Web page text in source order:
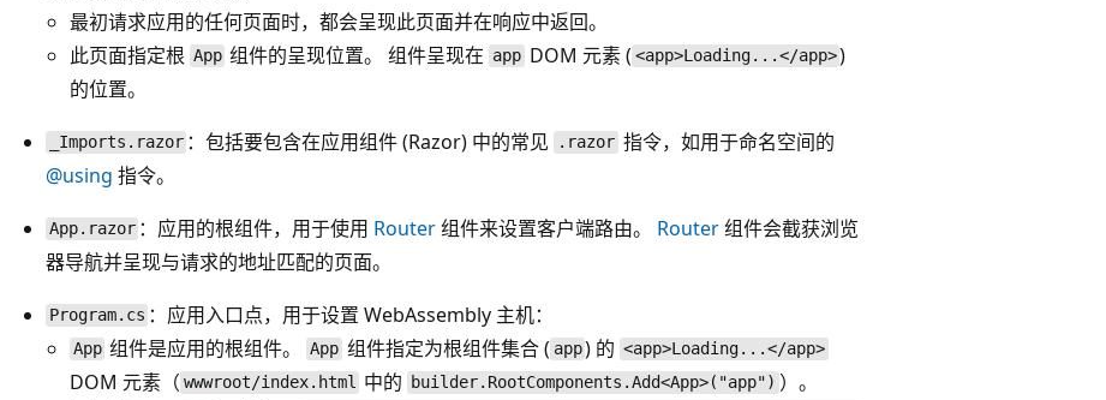
最初请求应用的任何页面时，都会呈现此页面并在响应中返回。
此页面指定根 App 组件的呈现位置。 组件呈现在 appDOM 元素 ( <app>Loading...</app>)
的位置。
_Imports.razor ：包括要包含在应用组件 (Razor) 中的常见 .razor 指令，如用于命名空间的
@using 指令。
App.razor ：应用的根组件，用于使用 Router组件来设置客户端路由。 Router组件会截获浏览
器导航并呈现与请求的地址匹配的页面。
Program.cs ：应用入口点，用于设置 WebAssembly 主机：
App 组件是应用的根组件。App组件指定为根组件集合 ( app) 的 <app>Loading...</app>
DOM 元素（ wwwroot/index.html 中的 builder.RootComponents.Add<App>("app") ）。